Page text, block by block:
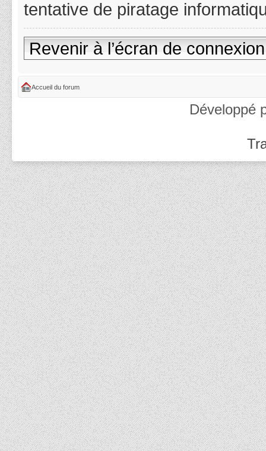
tentative de piratage
Revenir à l’écran de connexion
Accueil du forum
Développé